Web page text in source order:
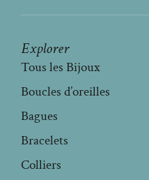
Explorer
Tous les Bijoux
Boucles d’oreilles
Bagues
Bracelets
Colliers